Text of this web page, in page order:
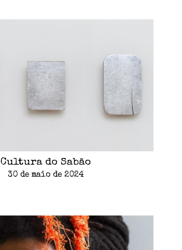
Cultura do Sabão
30 de maio de 2024